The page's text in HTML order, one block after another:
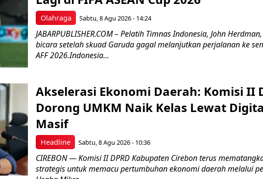
Olahraga Sabtu, 8 Agu 2026 - 14:24
JABARPUBLISHER.COM – Pelatih Timnas Indonesia, John
bicara setelah skuad Garuda gagal melanjutkan perjalanan ke
AFF 2026.Indonesia...
Headline
Akselerasi Ekonomi Daerah: Komisi II
Dorong UMKM Naik Kelas Lewat
Masif
Sabtu, 8 Agu 2026 - 10:36
CIREBON — Komisi II DPRD Kabupaten Cirebon terus
strategis untuk memacu pertumbuhan ekonomi daerah melalui